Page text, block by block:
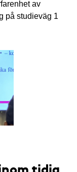
av
på studieväg 1